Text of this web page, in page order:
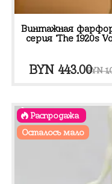
Винтажная
серия ‘The 1920s
BYN
составляла
BYN 1,000.00.
BYN 443.00
Распродажа
Осталось мало